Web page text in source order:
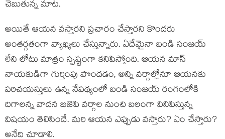
చెబుతున్న మాట.
అయితే ఆయన వస్తారని ప్రచారం చేస్తారని కొందరు
అంతర్గతంగా వ్యాఖ్యలు చేస్తున్నారు. ఏదేమైనా బండి సంజయ్
లేని లోటు మాత్రం స్పష్టంగా కనిపిస్తోంది. ఆయన మాస్
నాయకుడిగా గుర్తింపు పొందడం, అన్ని వర్గాల్లోనూ ఆయనకు
పరిచయస్తులు ఉన్న నేపథ్యంలో బండి సంజయ్ రంగంలోకి
దిగాలన్న వాదన బిజెపి వర్గాల నుంచి బలంగా వినిపిస్తున్న
విషయం తెలిసిందే. మరి ఆయన ఎప్పుడు వస్తారు? ఏం చేస్తారు?
అనేది చూడాలి.